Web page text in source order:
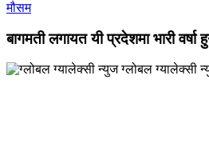
मौसम
बागमती लगायत यी प्रदेशमा भारी वर्षा
ग्लोबल ग्यालेक्सी